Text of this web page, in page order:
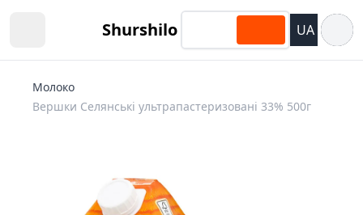
Shurshilo UA
Молоко
Вершки Селянські ультрапастеризовані 33% 500г